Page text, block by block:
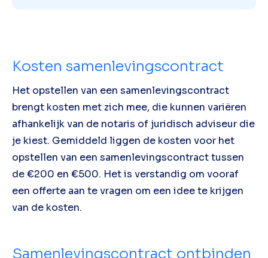
Kosten samenlevingscontract
Het opstellen van een samenlevingscontract
brengt kosten met zich mee, die kunnen variëren
afhankelijk van de notaris of juridisch adviseur die
je kiest. Gemiddeld liggen de kosten voor het
opstellen van een samenlevingscontract tussen
de €200 en €500. Het is verstandig om vooraf
een offerte aan te vragen om een idee te krijgen
van de kosten.
Samenlevingscontract ontbinden